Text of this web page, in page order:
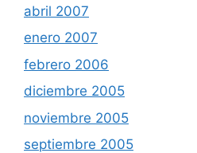
abril 2007
enero 2007
febrero 2006
diciembre 2005
noviembre 2005
septiembre 2005